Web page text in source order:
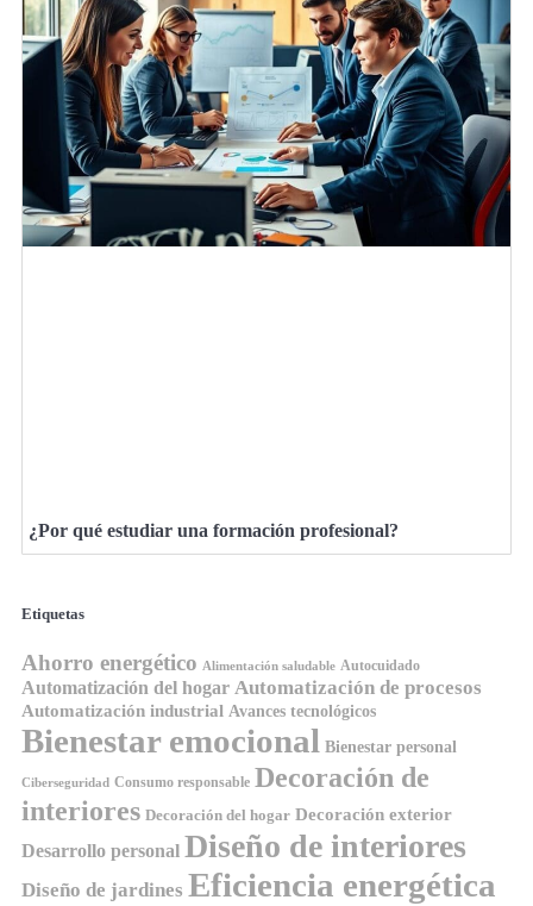
¿Por qué estudiar una formación profesional?
Etiquetas
Ahorro energético Alimentación saludable Autocuidado
Automatización del hogar Automatización de procesos
Automatización industrial Avances tecnológicos
Bienestar emocional Bienestar personal
Ciberseguridad Consumo responsable Decoración de
interiores Decoración del hogar Decoración exterior
Desarrollo personal Diseño de interiores
Diseño de jardines Eficiencia energética